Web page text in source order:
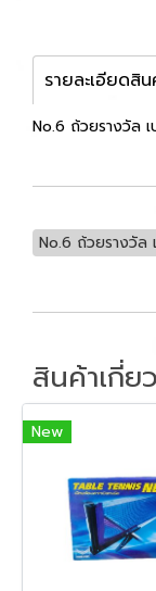
รายละเอียดสิน
No.6 ถ้วยรางวัล
No.6 ถ้วยรางวัล
สินค้าเกี่ย
New